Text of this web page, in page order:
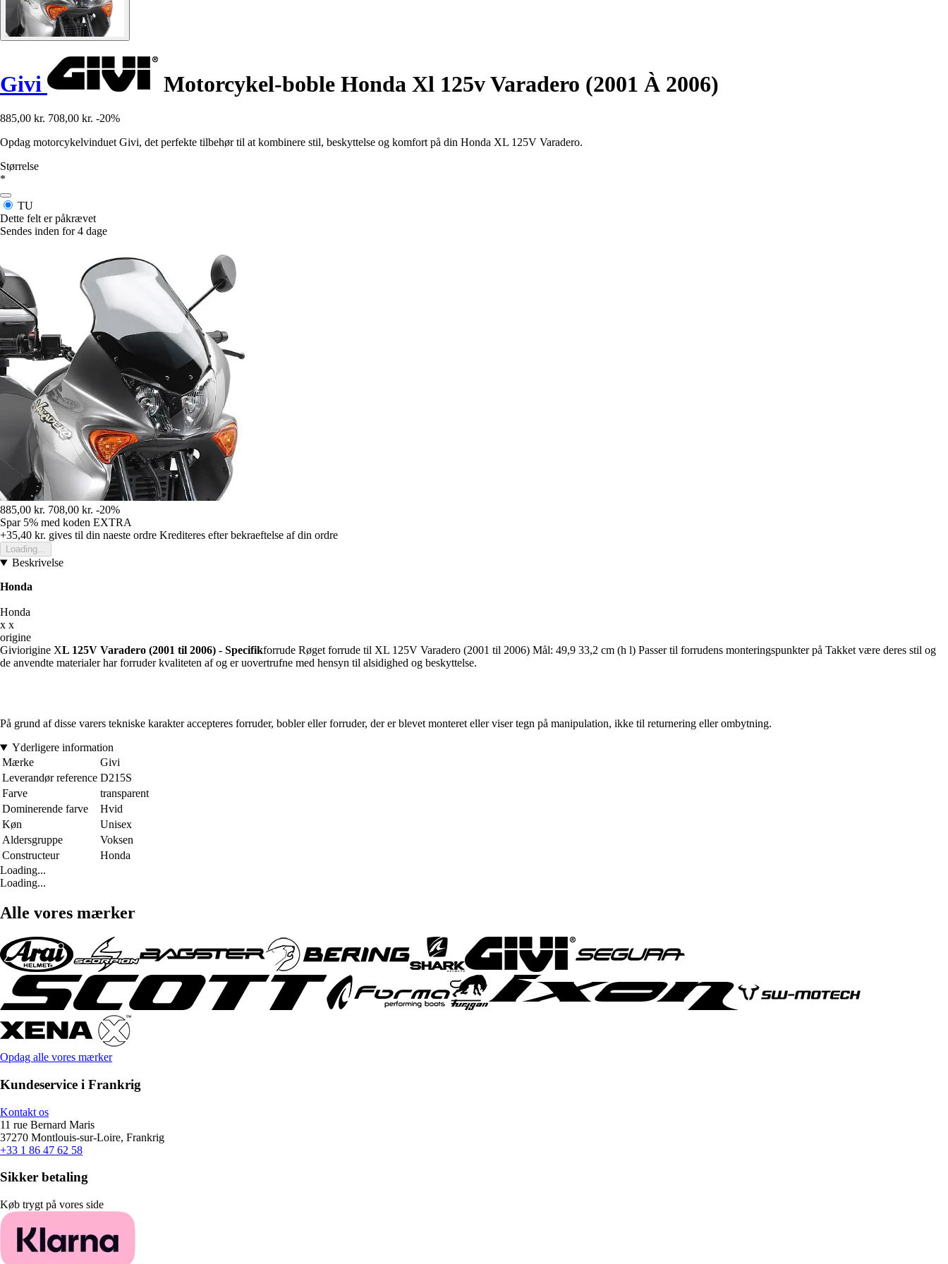
Givi Motorcykel-boble Honda Xl 125v Varadero (2001 À 2006)
885,00 kr. 708,00 kr. -20%
Opdag motorcykelvinduet Givi, det perfekte tilbehør til at kombinere stil, beskyttelse og komfort på din Honda XL 125V Varadero.
Størrelse
*
TU
Dette felt er påkrævet
Sendes inden for 4 dage
885,00 kr. 708,00 kr. -20%
Spar 5% med koden EXTRA
+35,40 kr. gives til din naeste ordre Krediteres efter bekraeftelse af din ordre
Loading...
Beskrivelse
Honda
Honda
x x
origine
Giviorigine XL 125V Varadero (2001 til 2006) - Specifikforrude Røget forrude til XL 125V Varadero (2001 til 2006) Mål: 49,9 33,2 cm (h l) Passer til forrudens monteringspunkter på Takket være deres stil og
de anvendte materialer har forruder kvaliteten af og er uovertrufne med hensyn til alsidighed og beskyttelse.
På grund af disse varers tekniske karakter accepteres forruder, bobler eller forruder, der er blevet monteret eller viser tegn på manipulation, ikke til returnering eller ombytning.
Yderligere information
Mærke
Givi
Leverandør reference D215S
Farve
transparent
Dominerende farve
Hvid
Køn
Unisex
Aldersgruppe
Voksen
Constructeur
Honda
Loading...
Loading...
Alle vores mærker
Opdag alle vores mærker
Kundeservice i Frankrig
Kontakt os
11 rue Bernard Maris
37270 Montlouis-sur-Loire, Frankrig
+33 1 86 47 62 58
Sikker betaling
Køb trygt på vores side